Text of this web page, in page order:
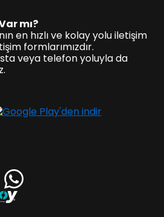
mı?
en hızlı ve kolay yolu iletişim
formlarımızdır.
veya telefon yoluyla da